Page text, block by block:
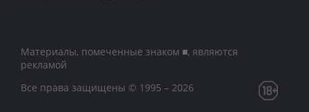
Материалы, помеченные знаком ■, являются
рекламой
Все права защищены © 1995 – 2026